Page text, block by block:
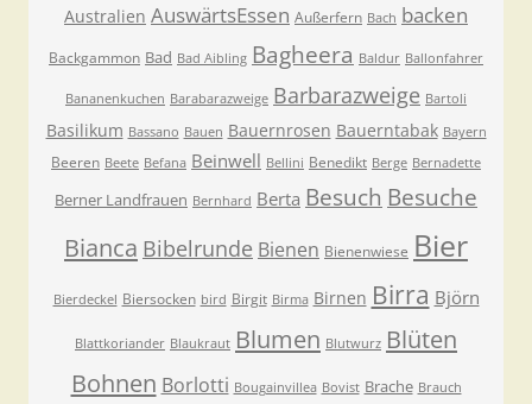
Australien AuswärtsEssen Außerfern Bach backen
Backgammon Bad Bad Aibling Bagheera Baldur Ballonfahrer
Bananenkuchen Barabarazweige Barbarazweige Bartoli
Basilikum Bassano Bauen Bauernrosen Bauerntabak Bayern
Beeren Beete Befana Beinwell Bellini Benedikt Berge Bernadette
Berner Landfrauen Bernhard Berta Besuch Besuche
Bianca Bibelrunde Bienen Bienenwiese Bier
Bierdeckel Biersocken bird Birgit Birma Birnen Birra Björn
Blattkoriander Blaukraut Blumen Blutwurz Blüten
Bohnen Borlotti Bougainvillea Bovist Brache Brauch